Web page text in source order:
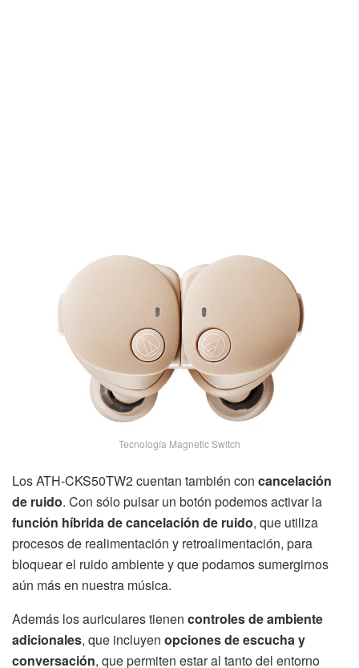
Tecnología Magnetic Switch
Los ATH-CKS50TW2 cuentan también con cancelación
de ruido. Con sólo pulsar un botón podemos activar la
función híbrida de cancelación de ruido, que utiliza
procesos de realimentación y retroalimentación, para
bloquear el ruido ambiente y que podamos sumergirnos
aún más en nuestra música.
Además los auriculares tienen controles de ambiente
adicionales, que incluyen opciones de escucha y
conversación, que permiten estar al tanto del entorno